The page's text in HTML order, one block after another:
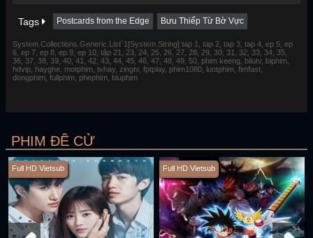
Tags Postcards from the Edge Bưu Thiếp Từ Bờ Vực
System.Collections.Generic.List`1[System.String] tap 1, tap 2, tap 3, tap 4, ep 5, ep
6, ep 7, ep 8, ep 9, ep 10, tập 21, 23, 24, 25, 26, 27, 28, 29, 30, 31, 32, 33, 34, 35,
36, 37, 38, 39, 40, 41, 42, 43, 44, 45, 46, 47, 48, 49, 50, phim keeng, bilutv, biphim,
hdvip, hayghe, motphim, tvhay, zingtv, fptplay, phim1080, luotphim, fimfast,
dongphim, fullphim, phephim, bluphim
PHIM ĐỀ CỬ
Full HD Vietsub Full HD Vietsub